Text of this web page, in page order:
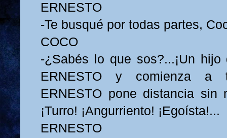
ERNESTO
-Te busqué por todas partes,
COCO
-¿Sabés lo que sos?...¡Un
ERNESTO y comienza a
ERNESTO pone distancia sin
¡Turro! ¡Angurriento! ¡Egoísta!...
ERNESTO